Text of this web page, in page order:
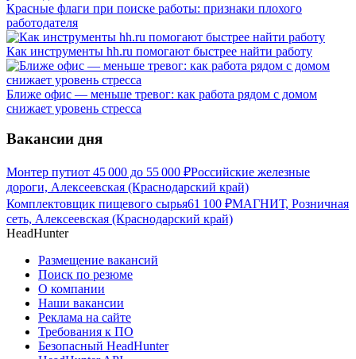
Красные флаги при поиске работы: признаки плохого
работодателя
Как инструменты hh.ru помогают быстрее найти работу
Ближе офис — меньше тревог: как работа рядом с домом
снижает уровень стресса
Вакансии дня
Монтер путиот 45 000 до 55 000 ₽Российские железные
дороги, Алексеевская (Краснодарский край)
Комплектовщик пищевого сырья61 100 ₽МАГНИТ, Розничная
сеть, Алексеевская (Краснодарский край)
HeadHunter
Размещение вакансий
Поиск по резюме
О компании
Наши вакансии
Реклама на сайте
Требования к ПО
Безопасный HeadHunter